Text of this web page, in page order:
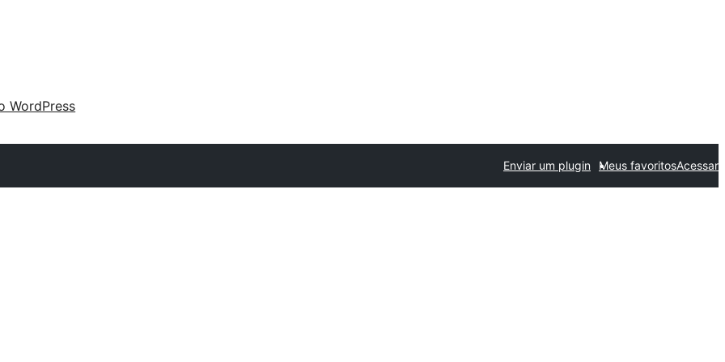
WordPress
Enviar um plugin Meus favoritosAcessar